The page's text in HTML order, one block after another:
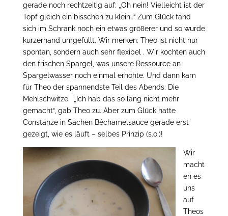
gerade noch rechtzeitig auf: „Oh nein! Vielleicht ist der
Topf gleich ein bisschen zu klein…“ Zum Glück fand
sich im Schrank noch ein etwas größerer und so wurde
kurzerhand umgefüllt. Wir merken: Theo ist nicht nur
spontan, sondern auch sehr flexibel . Wir kochten auch
den frischen Spargel, was unsere Ressource an
Spargelwasser noch einmal erhöhte. Und dann kam
für Theo der spannendste Teil des Abends: Die
Mehlschwitze. „Ich hab das so lang nicht mehr
gemacht“, gab Theo zu. Aber zum Glück hatte
Constanze in Sachen Béchamelsauce gerade erst
gezeigt, wie es läuft – selbes Prinzip (s.o.)!
Wir
macht
en es
uns
auf
Theos